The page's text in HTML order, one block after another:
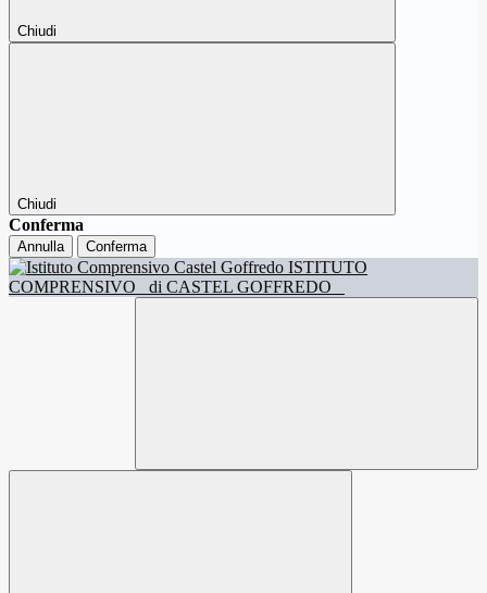
Chiudi
Chiudi
Conferma
Annulla Conferma
ISTITUTO
COMPRENSIVO
di CASTEL GOFFREDO